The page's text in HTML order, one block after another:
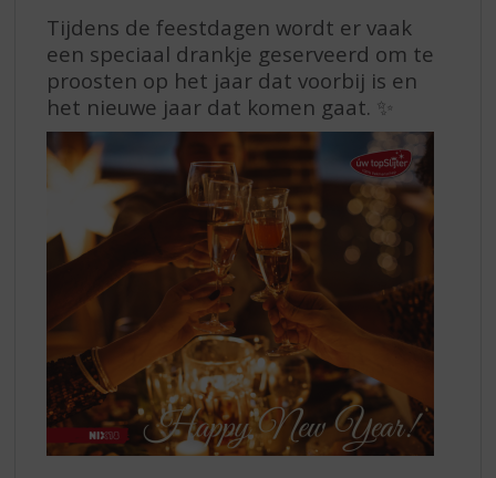
Tijdens de feestdagen wordt er vaak
een speciaal drankje geserveerd om te
proosten op het jaar dat voorbij is en
het nieuwe jaar dat komen gaat. ✨